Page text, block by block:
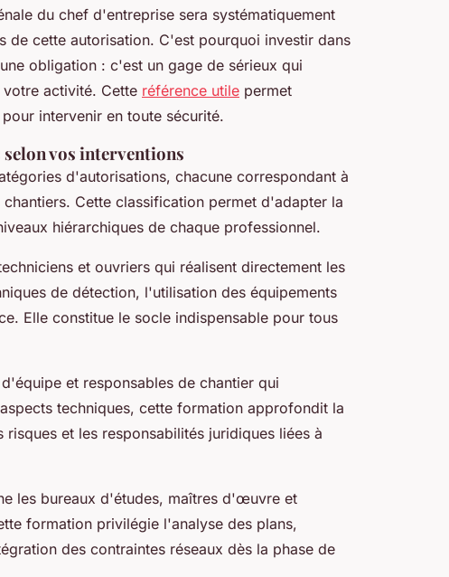
du chef d'entreprise sera systématiquement
de cette autorisation. C'est pourquoi investir dans
obligation : c'est un gage de sérieux qui
activité. Cette référence utile permet
intervenir en toute sécurité.
vos interventions
d'autorisations, chacune correspondant à
chantiers. Cette classification permet d'adapter la
hiérarchiques de chaque professionnel.
et ouvriers qui réalisent directement les
de détection, l'utilisation des équipements
Elle constitue le socle indispensable pour tous
et responsables de chantier qui
techniques, cette formation approfondit la
et les responsabilités juridiques liées à
les bureaux d'études, maîtres d'œuvre et
formation privilégie l'analyse des plans,
des contraintes réseaux dès la phase de